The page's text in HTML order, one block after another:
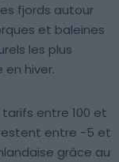
fjords autour
et baleines
les plus
en hiver.
tarifs entre 100 et
entre -5 et
grâce au